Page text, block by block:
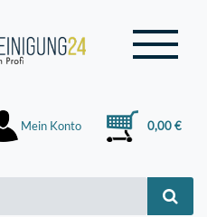
Mein Konto 0,00 €